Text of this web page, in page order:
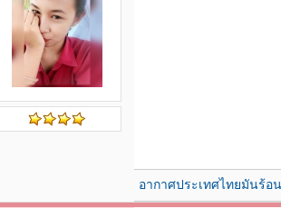
อากาศประเทศไทยมันร้อ